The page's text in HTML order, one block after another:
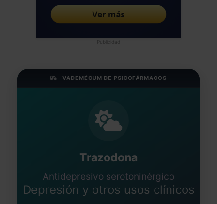
Publicidad
VADEMÉCUM DE PSICOFÁRMACOS
Trazodona
Antidepresivo serotoninérgico
Depresión y otros usos clínicos